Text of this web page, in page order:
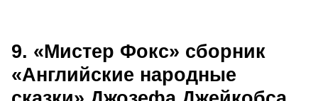
9. «Мистер Фокс» сборник
«Английские народные